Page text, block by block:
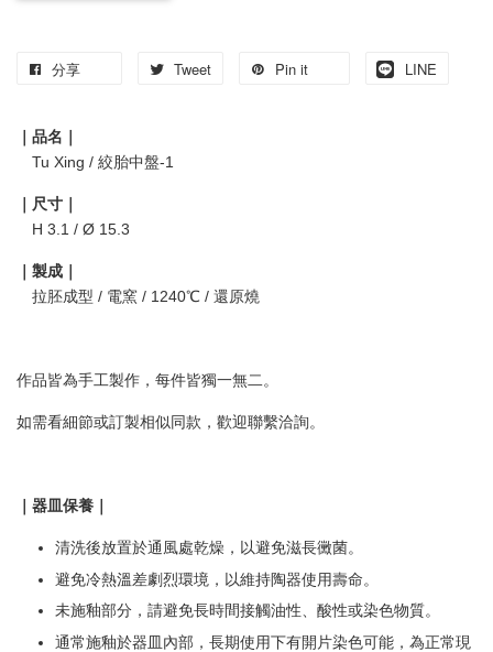
分享 Tweet Pin it LINE
｜品名｜
Tu Xing / 絞胎中盤-1
｜尺寸｜
H 3.1 / Ø 15.3
｜製成｜
拉胚成型 / 電窯 / 1240℃ / 還原燒
作品皆為手工製作，每件皆獨一無二。
如需看細節或訂製相似同款，歡迎聯繫洽詢。
｜器皿保養｜
清洗後放置於通風處乾燥，以避免滋長黴菌。
避免冷熱溫差劇烈環境，以維持陶器使用壽命。
未施釉部分，請避免長時間接觸油性、酸性或染色物質。
通常施釉於器皿內部，長期使用下有開片染色可能，為正常現